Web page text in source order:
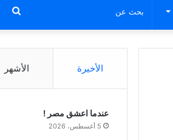
بحث
عن
الأخيرة الأشهر
عندما اعشق مصر !
5 أغسطس، 2026